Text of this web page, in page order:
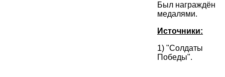
Был награждён
медалями.
Источники:
1) "Солдаты
Победы".